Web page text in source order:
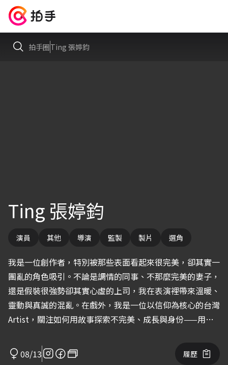
拍手圈Ting 張婷鈞
Ting 張婷鈞
演員 其他 導演 監製 製片 選角
我是一位創作者，特別被那些表面看起來很完美，卻其實一
團亂的角色吸引。不論是調情的同事、不那麼完美的妻子，
還是假裝很強勢卻其實心虛的上司，我在表演裡帶來溫暖、
靈動與真誠的混亂。在戲外，我是一位以信仰為核心的台灣
Artist，關注如何用故事探索不完美、成長與身份——用幽
08/13
履歷